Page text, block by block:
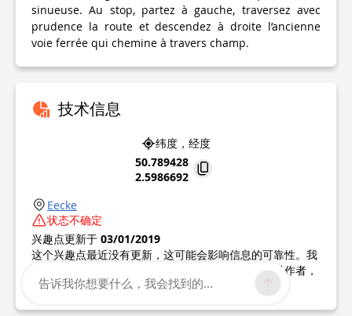
sinueuse. Au stop, partez à gauche, traversez avec
prudence la route et descendez à droite l’ancienne
voie ferrée qui chemine à travers champ.
技术信息
纬度，经度
50.789428
2.5986692
Eecke
状态不确定
兴趣点更新于 03/01/2019
这个兴趣点最近没有更新，这可能会影响信息的可靠性。我
们建议您查询并采取所有必要的预防措施。如果您是作者，
请核实您的信息。
告诉我你想要什么，我会找到的...